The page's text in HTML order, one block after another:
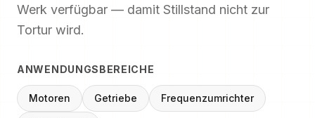
Werk verfügbar — damit Stillstand nicht zur
Tortur wird.
ANWENDUNGSBEREICHE
Motoren Getriebe Frequenzumrichter